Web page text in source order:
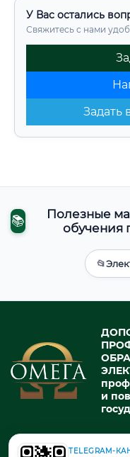
У Вас остались
Свяжитесь с нами
Задать
📚
Полезные
обучения
📂
и
TELEGRAM-